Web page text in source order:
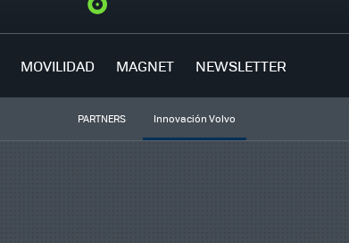
MOVILIDAD MAGNET NEWSLETTER
PARTNERS Innovación Volvo